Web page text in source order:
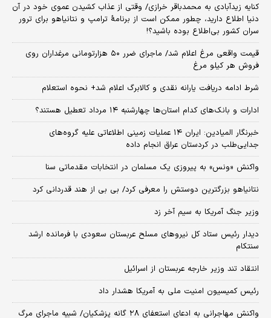
کنایه زیدآبادی به محمدباقر خرازی/ وقتی از عذاب کشیدن عموی خود در آن
دنیا اطلاع دارید، چطور ممکن است از برنامهٔ ترامپ و نتانیاهو برای ترور
سران کشور بی‌اطلاع بوده باشید؟!
قیمت واقعی مرغ اعلام شد/ ماجرای ضرر ۵۰ هزارتومانی مرغداران روی
فروش هر کیلو مرغ
شرط ادامه دریافت یارانه نقدی و کالابرگ اعلام شد+ نحوه استعلام
ادارات و بانک‌های کدام استان‌ها چهارشنبه ۱۴ مرداد تعطیل هستند؟
خبرنگار المیادین: ایران ۱۴ عملیات زمینی اطلاعاتی علیه گروه‌های
جدایی‌طلب در کردستان عراق انجام داده
واکنش «ونس» به پیروزی یک مسلمان در انتخابات مقدماتی سنا
نتانیاهو بزرگترین دوستش را معرفی کرد/ بی بی از هند قدردانی کرد
وزیر جنگ آمریکا به سیم آخر زد
دیدار رئیس ستاد کل نیروهای مسلح عربستان سعودی با فرمانده ارشد
سنتکام
انتقاد تند وزیر خارجه عربستان از اسرائیل
رئیس کمیسیون امنیت ملی به آمریکا هشدار داد
واکنش مهاجرانی به ادعای استعفای ۲۸ گانه پزشکیان/ شبیه ماجرای مرگ